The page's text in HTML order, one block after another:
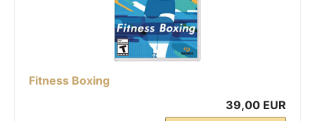
Fitness Boxing
39,00 EUR